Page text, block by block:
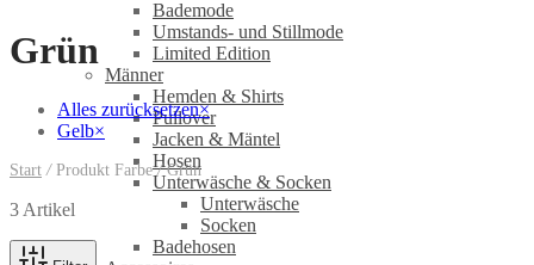
Bademode
Umstands- und Stillmode
Limited Edition
Männer
Hemden & Shirts
Pullover
Jacken & Mäntel
Hosen
Unterwäsche & Socken
Unterwäsche
Socken
Badehosen
Grün
Alles zurücksetzen×
Gelb×
Start /Produkt Farbe/Grün
3 Artikel